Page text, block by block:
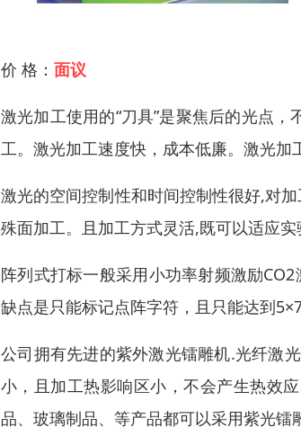
价 格： 面议
激光加工使用的“刀具”是聚焦后的光点
工。激光加工速度快，成本低廉。激光加
激光的空间控制性和时间控制性很好,对
殊面加工。且加工方式灵活,既可以适应
阵列式打标一般采用小功率射频激励
缺点是只能标记点阵字符，且只能达到
公司拥有先进的紫外激光镭雕机.光纤激
小，且加工热影响区小，不会产生热效
品、玻璃制品、等产品都可以采用紫光镭